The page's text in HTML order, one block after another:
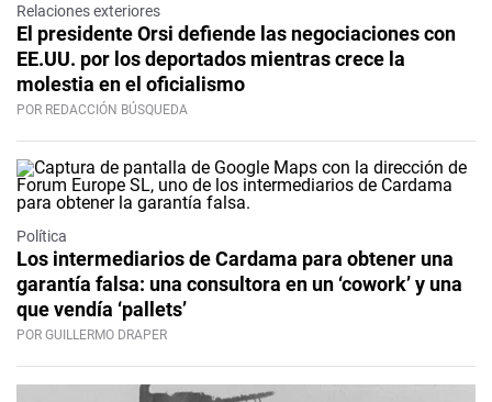
Relaciones exteriores
El presidente Orsi defiende las negociaciones con
EE.UU. por los deportados mientras crece la
molestia en el oficialismo
POR REDACCIÓN BÚSQUEDA
Política
Los intermediarios de Cardama para obtener una
garantía falsa: una consultora en un ‘cowork’ y una
que vendía ‘pallets’
POR GUILLERMO DRAPER